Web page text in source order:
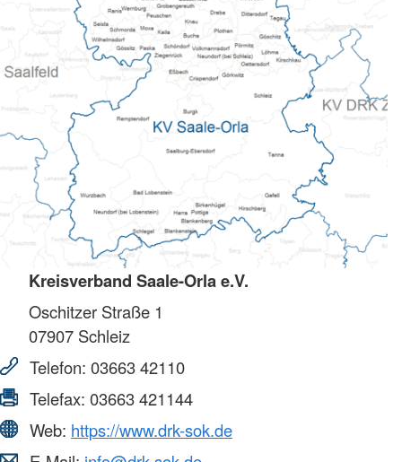
Kreisverband Saale-Orla e.V.
Oschitzer Straße 1
07907 Schleiz
Telefon: 03663 42110
Telefax: 03663 421144
Web: https://www.drk-sok.de